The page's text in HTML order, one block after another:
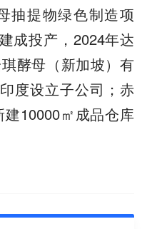
抽提物绿色制造项
成投产，2024年达
酵母（新加坡）有
度设立子公司；赤
10000㎡成品仓库